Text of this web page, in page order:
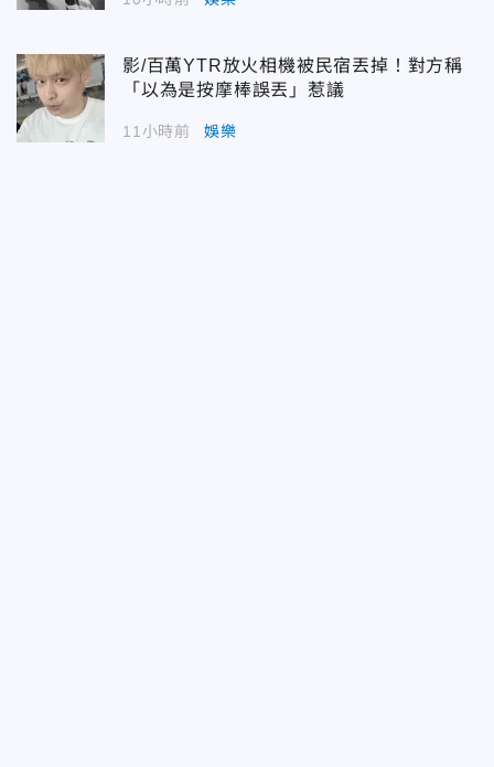
影/百萬YTR放火相機被民宿丟掉！對方稱
「以為是按摩棒誤丟」惹議
11小時前 娛樂